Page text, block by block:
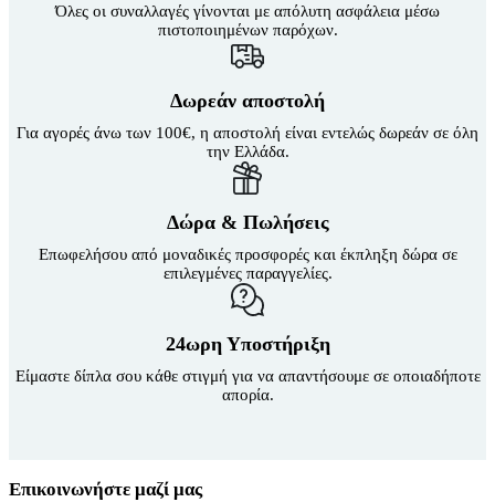
να
Όλες οι συναλλαγές γίνονται με απόλυτη ασφάλεια μέσω
πιστοποιημένων παρόχων.
Δωρεάν αποστολή
Για αγορές άνω των 100€, η αποστολή είναι εντελώς δωρεάν σε όλη
την Ελλάδα.
Δώρα & Πωλήσεις
Επωφελήσου από μοναδικές προσφορές και έκπληξη δώρα σε
επιλεγμένες παραγγελίες.
24ωρη Υποστήριξη
Είμαστε δίπλα σου κάθε στιγμή για να απαντήσουμε σε οποιαδήποτε
απορία.
Επικοινωνήστε μαζί μας